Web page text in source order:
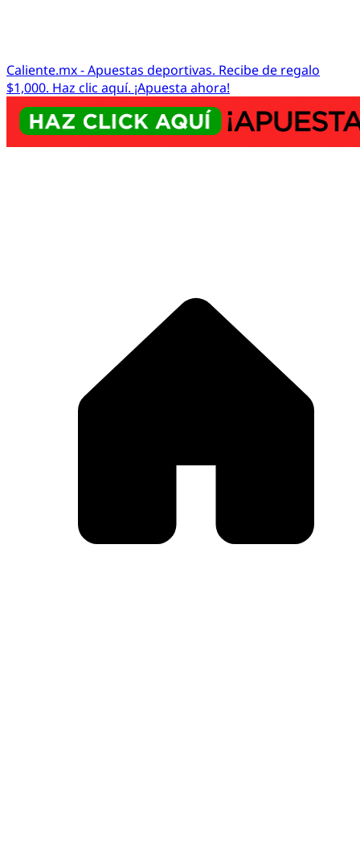
Caliente.mx - Apuestas deportivas. Recibe de regalo
$1,000. Haz clic aquí. ¡Apuesta ahora!